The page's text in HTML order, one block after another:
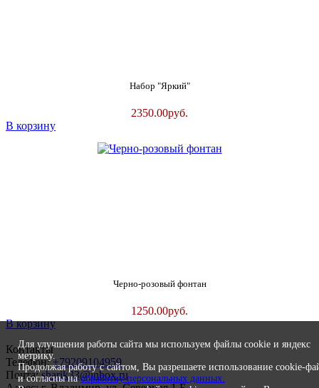
Набор "Яркий"
2350.00руб.
В корзину
Черно-розовый фонтан
1250.00руб.
В корзину
Контакты
Телефон:+79209104959
Почта:sharik33@inbox.ru
Для улучшения работы сайта мы используем файлы cookie и яндекс
метрику.
Продолжая работу с сайтом, Вы разрешаете использование cookie-
и согласны наобработку персональных данных.